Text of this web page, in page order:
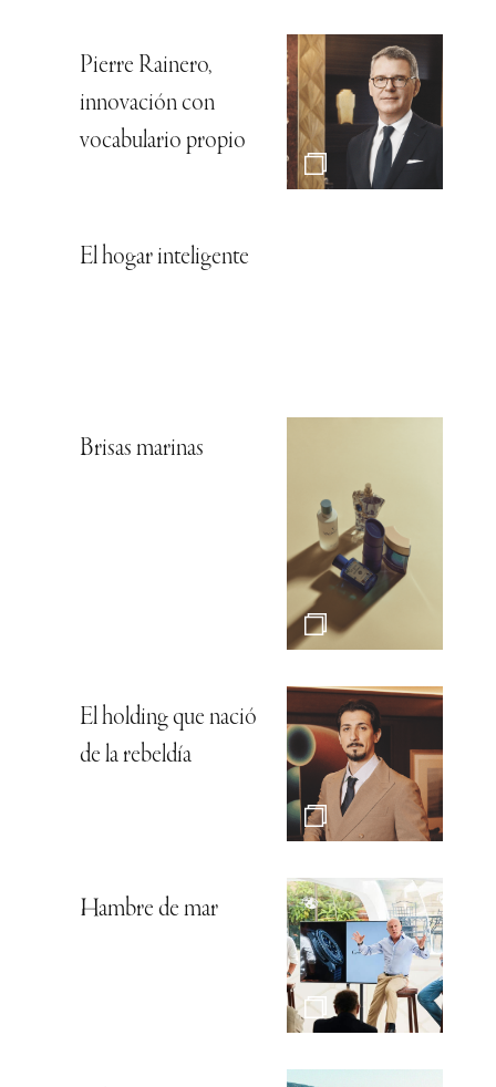
Pierre Rainero,
innovación con
vocabulario propio
El hogar inteligente
Brisas marinas
El holding que nació
de la rebeldía
Hambre de mar